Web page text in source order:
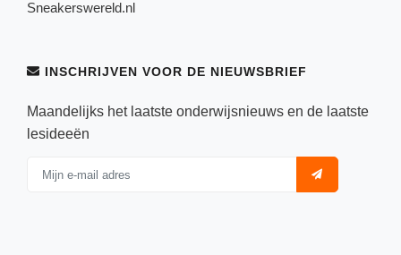
Sneakerswereld.nl
INSCHRIJVEN VOOR DE NIEUWSBRIEF
Maandelijks het laatste onderwijsnieuws en de laatste
lesideeën